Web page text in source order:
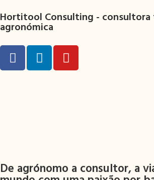
Hortitool Consulting - consultora
agronómica
De agrónomo a consultor, a